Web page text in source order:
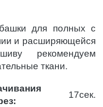
для полных с
и расширяющейся
рекомендуем
ткани.
17сек.